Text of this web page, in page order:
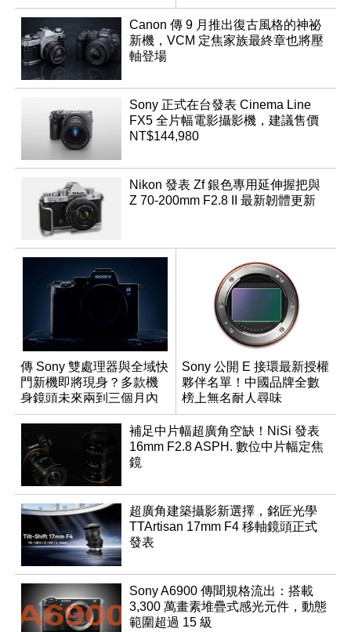
App「Atmos」登場
Canon 傳 9 月推出復古風格的神祕
新機，VCM 定焦家族最終章也將壓
軸登場
Sony 正式在台發表 Cinema Line
FX5 全片幅電影攝影機，建議售價
NT$144,980
Nikon 發表 Zf 銀色專用延伸握把與
Z 70-200mm F2.8 II 最新韌體更新
傳 Sony 雙處理器與全域快
門新機即將現身？多款機
身鏡頭未來兩到三個月內
有望登場
Sony 公開 E 接環最新授權
夥伴名單！中國品牌全數
榜上無名耐人尋味
補足中片幅超廣角空缺！NiSi 發表
16mm F2.8 ASPH. 數位中片幅定焦
鏡
超廣角建築攝影新選擇，銘匠光學
TTArtisan 17mm F4 移軸鏡頭正式
發表
Sony A6900 傳聞規格流出：搭載
3,300 萬畫素堆疊式感光元件，動態
範圍超過 15 級